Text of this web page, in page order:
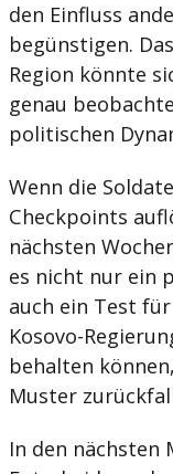
den Einfluss
begünstigen.
Region könnte
genau
politischen
Wenn die
Checkpoints
nächsten
es nicht nur ein
auch ein Test
Kosovo-
behalten
Muster
In den nächsten